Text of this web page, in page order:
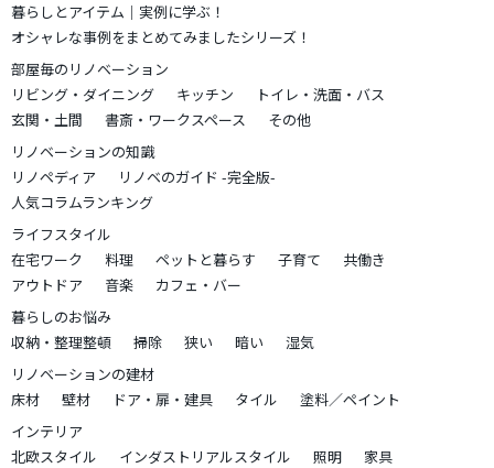
暮らしとアイテム｜実例に学ぶ！
オシャレな事例をまとめてみましたシリーズ！
部屋毎のリノベーション
リビング・ダイニング
キッチン
トイレ・洗面・バス
玄関・土間
書斎・ワークスペース
その他
リノベーションの知識
リノペディア
リノベのガイド -完全版-
人気コラムランキング
ライフスタイル
在宅ワーク
料理 ペットと暮らす 子育て
共働き
アウトドア
音楽
カフェ・バー
暮らしのお悩み
収納・整理整頓
掃除 狭い 暗い
湿気
リノベーションの建材
床材
壁材 ドア・扉・建具 タイル
塗料／ペイント
インテリア
北欧スタイル
インダストリアルスタイル 照明
家具